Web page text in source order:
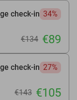
check-in 34%
€134 €89
check-in 27%
€143 €105